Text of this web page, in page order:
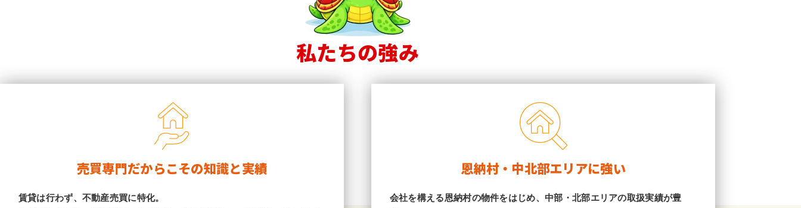
私たちの強み
売買専門だからこその知識と実績
賃貸は行わず、不動産売買に特化。
恩納村・中北部エリアに強い
会社を構える恩納村の物件をはじめ、中部・北部エリアの取扱実績が豊